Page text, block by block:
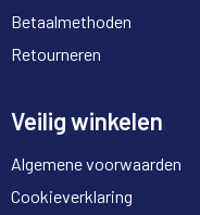
Betaalmethoden
Retourneren
Veilig winkelen
Algemene voorwaarden
Cookieverklaring